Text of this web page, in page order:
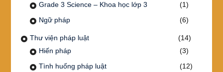
Grade 3 Science – Khoa học lớp 3
(1)
Ngữ pháp
(6)
Thư viện pháp luật
(14)
Hiến pháp
(3)
Tình huống pháp luật
(12)